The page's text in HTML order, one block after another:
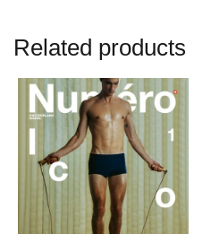
Noven
DIGITAL
quantity
Related products